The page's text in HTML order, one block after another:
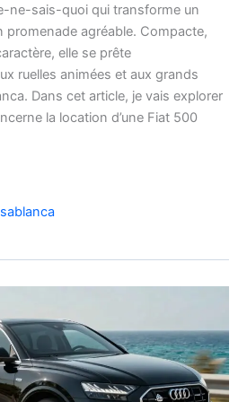
ne-sais-quoi qui transforme un
promenade agréable. Compacte,
elle se prête
ruelles animées et aux grands
Dans cet article, je vais explorer
la location d’une Fiat 500